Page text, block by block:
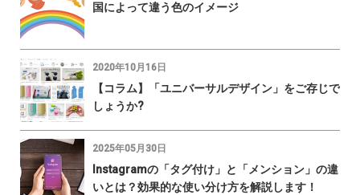
国によって違う色のイメージ
2020年10月16日
【コラム】「ユニバーサルデザイン」をご存じで
しょうか?
2025年05月30日
Instagramの「タグ付け」と「メンション」の違
いとは？効果的な使い分け方を解説します！